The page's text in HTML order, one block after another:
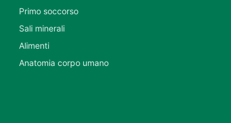
Primo soccorso
Sali minerali
Alimenti
Anatomia corpo umano